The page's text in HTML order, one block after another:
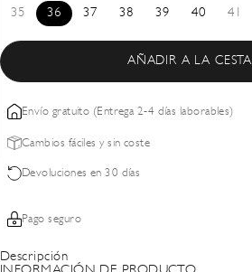
35 36 37 38 39 40 41
AÑADIR A LA CESTA
Envío gratuito (Entrega 2-4 días laborables)
Cambios fáciles y sin coste
Devoluciones en 30 días
Pago seguro
Descripción